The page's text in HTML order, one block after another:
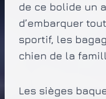
de ce bolide un
d’embarquer
sportif, les
chien de la
Les sièges